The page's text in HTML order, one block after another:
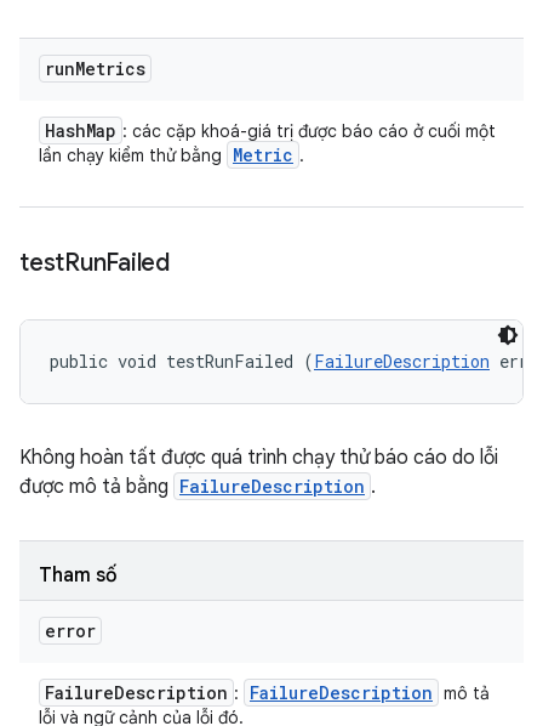
runMetrics
HashMap : các cặp khoá-giá trị được báo cáo ở cuối một
lần chạy kiểm thử bằng
Metric .
testRunFailed
public void testRunFailed (FailureDescription
Không hoàn tất được quá trình chạy thử báo cáo do lỗi
được mô tả bằng FailureDescription .
Tham số
error
FailureDescription : FailureDescription mô tả
lỗi và ngữ cảnh của lỗi đó.